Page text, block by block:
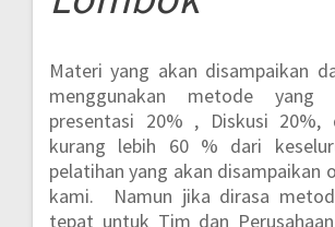
Materi yang akan disampaikan
menggunakan metode
presentasi 20% , Diskusi 20%,
kurang lebih 60 % dari
pelatihan yang akan disampaikan
kami. Namun jika dirasa
tepat untuk Tim dan